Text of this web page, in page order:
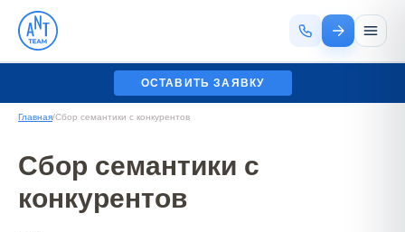
ОСТАВИТЬ ЗАЯВКУ
Главная/Сбор семантики с конкурентов
Сбор семантики с
конкурентов